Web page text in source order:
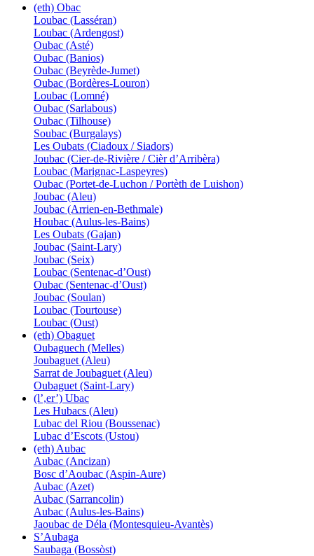
(eth) Obac
Loubac (Lasséran)
Loubac (Ardengost)
Oubac (Asté)
Oubac (Banios)
Oubac (Beyrède-Jumet)
Oubac (Bordères-Louron)
Loubac (Lomné)
Oubac (Sarlabous)
Oubac (Tilhouse)
Soubac (Burgalays)
Les Oubats (Ciadoux / Siadors)
Joubac (Cier-de-Rivière / Cièr d’Arribèra)
Loubac (Marignac-Laspeyres)
Oubac (Portet-de-Luchon / Portèth de Luishon)
Joubac (Aleu)
Joubac (Arrien-en-Bethmale)
Houbac (Aulus-les-Bains)
Les Oubats (Gajan)
Joubac (Saint-Lary)
Joubac (Seix)
Loubac (Sentenac-d’Oust)
Oubac (Sentenac-d’Oust)
Joubac (Soulan)
Loubac (Tourtouse)
Loubac (Oust)
(eth) Obaguet
Oubaguech (Melles)
Joubaguet (Aleu)
Sarrat de Joubaguet (Aleu)
Oubaguet (Saint-Lary)
(l’,er’) Ubac
Les Hubacs (Aleu)
Lubac del Riou (Boussenac)
Lubac d’Escots (Ustou)
(eth) Aubac
Aubac (Ancizan)
Bosc d’Aoubac (Aspin-Aure)
Aubac (Azet)
Aubac (Sarrancolin)
Aubac (Aulus-les-Bains)
Jaoubac de Déla (Montesquieu-Avantès)
S’Aubaga
Saubaga (Bossòst)